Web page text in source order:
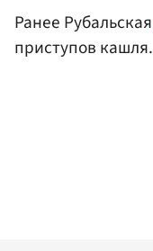
Ранее Рубальская
приступов кашля.